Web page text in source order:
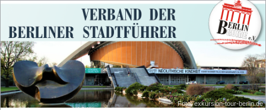
Foto: exkursion-tour-berlin.de